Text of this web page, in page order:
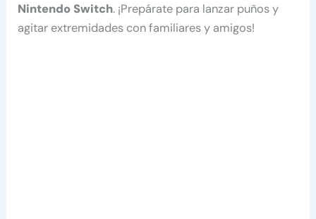
Nintendo Switch. ¡Prepárate para lanzar puños y
agitar extremidades con familiares y amigos!